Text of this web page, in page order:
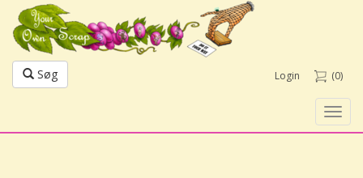
Søg Login (0)